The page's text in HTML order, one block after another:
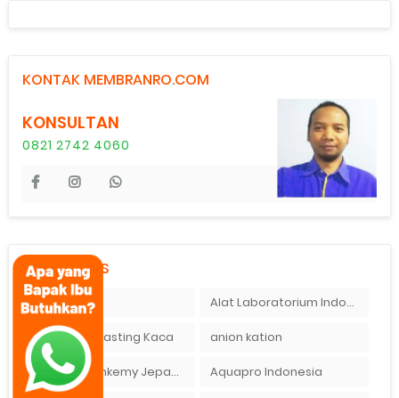
KONTAK MEMBRANRO.COM
KONSULTAN
0821 2742 4060
CATEGORIES
ady water Alat Laboratorium Indonesia
Alat Sandblasting Kaca anion kation
Antrasit Tohkemy Jepang Indonesia Aquapro Indonesia